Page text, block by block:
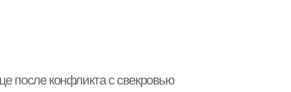
после конфликта с свекровью